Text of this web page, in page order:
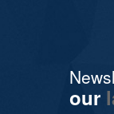
our